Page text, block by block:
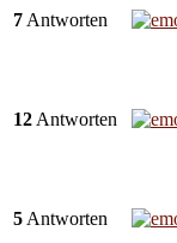
7 Antworten
12 Antworten
5 Antworten